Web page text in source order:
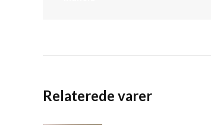
Relaterede varer